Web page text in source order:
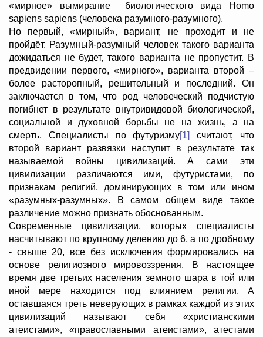
«мирное» вымирание биологического вида Homо
sapiens sapiens (человека разумного-разумного).
Но первый, «мирный», вариант, не проходит и не
пройдёт. Разумный-разумный человек такого варианта
дожидаться не будет, такого варианта не пропустит. В
предвидении первого, «мирного», варианта второй –
более расторопный, решительный и последний. Он
заключается в том, что род человеческий подчистую
погибнет в результате внутривидовой биологической,
социальной и духовной борьбы не на жизнь, а на
смерть. Специалисты по футуризму[1]
считают, что
второй вариант развязки наступит в результате так
называемой войны цивилизаций. А сами эти
цивилизации различаются ими, футуристами, по
признакам религий, доминирующих в том или ином
«разумных-разумных». В самом общем виде такое
различение можно признать обоснованным.
Современные цивилизации, которых специалисты
насчитывают по крупному делению до 6, а по дробному
- свыше 20, все без исключения формировались на
основе религиозного мировоззрения. В настоящее
время две третьих населения земного шара в той или
иной мере находится под влиянием религии. А
оставшаяся треть неверующих в рамках каждой из этих
цивилизаций называют себя «христианскими
атеистами», «православными атеистами», атестами